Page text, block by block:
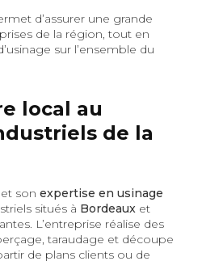
d’assurer une grande
de la région, tout en
sur l’ensemble du
local au
de la
son expertise en usinage
situés à Bordeaux et
L’entreprise réalise des
taraudage et découpe
de plans clients ou de